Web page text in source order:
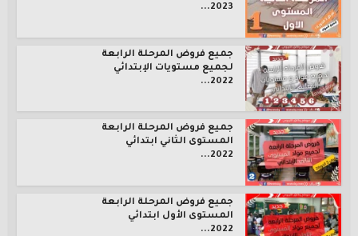
2023...
جميع فروض المرحلة الرابعة
لجميع مستويات الإبتدائي
2022...
جميع فروض المرحلة الرابعة
المستوى الثاني ابتدائي
2022...
جميع فروض المرحلة الرابعة
المستوى الأول ابتدائي
2022...